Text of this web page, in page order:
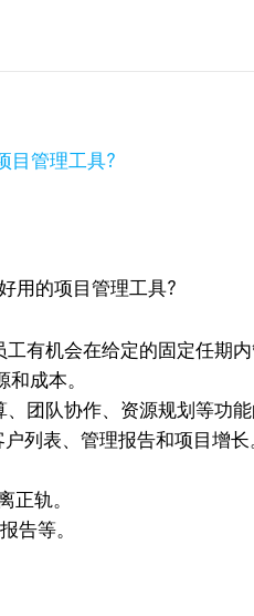
目管理工具?
机会在给定的固定任期
成本。
、团队协作、资源规划等功
列表、管理报告和项目增长
正轨。
告等。